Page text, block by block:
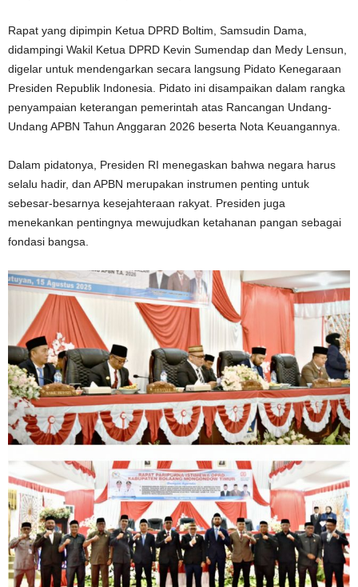
Rapat yang dipimpin Ketua DPRD Boltim, Samsudin Dama,
didampingi Wakil Ketua DPRD Kevin Sumendap dan Medy Lensun,
digelar untuk mendengarkan secara langsung Pidato Kenegaraan
Presiden Republik Indonesia. Pidato ini disampaikan dalam rangka
penyampaian keterangan pemerintah atas Rancangan Undang-
Undang APBN Tahun Anggaran 2026 beserta Nota Keuangannya.
Dalam pidatonya, Presiden RI menegaskan bahwa negara harus
selalu hadir, dan APBN merupakan instrumen penting untuk
sebesar-besarnya kesejahteraan rakyat. Presiden juga
menekankan pentingnya mewujudkan ketahanan pangan sebagai
fondasi bangsa.